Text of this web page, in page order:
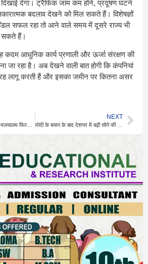
दिखाई देगा। ट्रैफिक जाम कम होने, प्रदूषण घटने
बदलाव देखने को मिल सकते हैं। विशेषज्ञों
सफल रहा तो आने वाले समय में दूसरे राज्य भी
सकते हैं।
कदम आधुनिक कार्य प्रणाली और ऊर्जा संरक्षण की
जा रहा है। अब देखने वाली बात होगी कि कंपनियां
लागू करती हैं और इसका जमीन पर कितना असर
दृश्यम 3 का हिंदी वर्जन होगा मलयालम फिल्म से अलग
NEXT